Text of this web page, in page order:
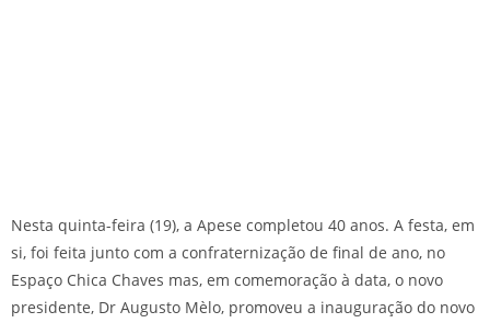
Nesta quinta-feira (19), a Apese completou 40 anos. A festa, em
si, foi feita junto com a confraternização de final de ano, no
Espaço Chica Chaves mas, em comemoração à data, o novo
presidente, Dr Augusto Mèlo, promoveu a inauguração do novo